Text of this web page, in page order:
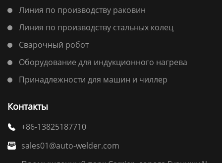
Линия по производству раковин
Линия по производству стальных колец
Сварочный робот
Оборудование для индукционного нагрева
Принадлежности для машин и чиллер
Контакты
 +86-13825187710

sales01@auto-welder.com